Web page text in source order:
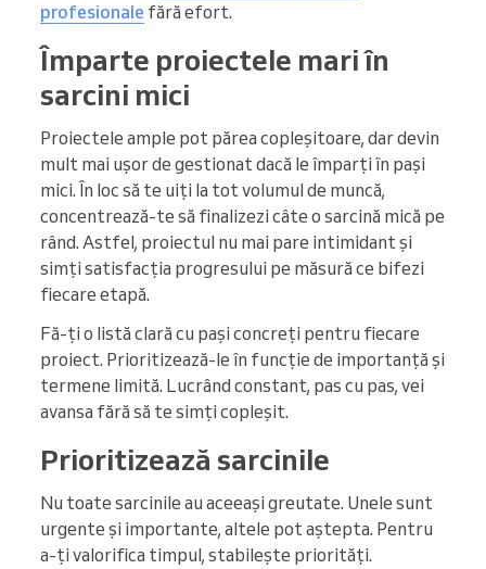
profesionale fără efort.
Împarte proiectele mari în
sarcini mici
Proiectele ample pot părea copleșitoare, dar devin
mult mai ușor de gestionat dacă le împarți în pași
mici. În loc să te uiți la tot volumul de muncă,
concentrează-te să finalizezi câte o sarcină mică pe
rând. Astfel, proiectul nu mai pare intimidant și
simți satisfacția progresului pe măsură ce bifezi
fiecare etapă.
Fă-ți o listă clară cu pași concreți pentru fiecare
proiect. Prioritizează-le în funcție de importanță și
termene limită. Lucrând constant, pas cu pas, vei
avansa fără să te simți copleșit.
Prioritizează sarcinile
Nu toate sarcinile au aceeași greutate. Unele sunt
urgente și importante, altele pot aștepta. Pentru
a-ți valorifica timpul, stabilește priorități.